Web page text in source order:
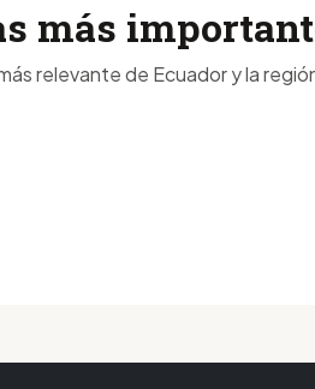
más
relevante de Ecuador y la